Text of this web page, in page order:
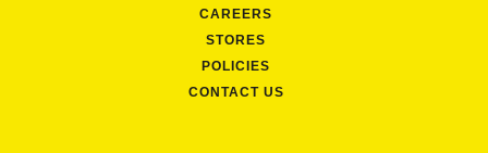
CAREERS
STORES
POLICIES
CONTACT US